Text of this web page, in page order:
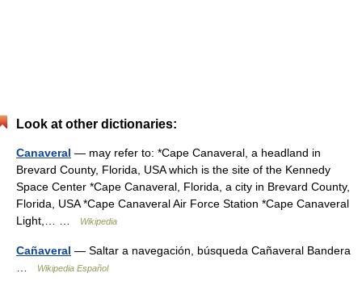
Look at other dictionaries:
Canaveral — may refer to: *Cape Canaveral, a headland in
Brevard County, Florida, USA which is the site of the Kennedy
Space Center *Cape Canaveral, Florida, a city in Brevard County,
Florida, USA *Cape Canaveral Air Force Station *Cape Canaveral
Light,… …
Wikipedia
Cañaveral — Saltar a navegación, búsqueda Cañaveral Bandera
Wikipedia Español